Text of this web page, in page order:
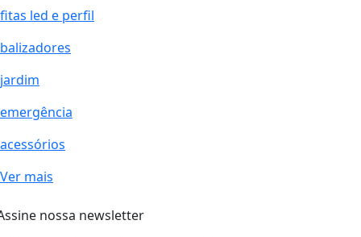
fitas led e perfil
balizadores
jardim
emergência
acessórios
Ver mais
nossa newsletter